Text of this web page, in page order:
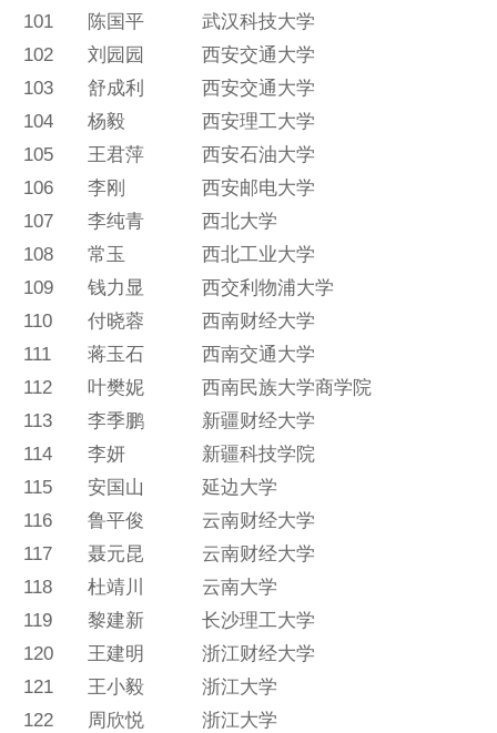
101
陈国平
武汉科技大学
102
刘园园
西安交通大学
103
舒成利
西安交通大学
104
杨毅
西安理工大学
105
王君萍
西安石油大学
106
李刚
西安邮电大学
107
李纯青
西北大学
108
常玉
西北工业大学
109
钱力显
西交利物浦大学
110
付晓蓉
西南财经大学
111
蒋玉石
西南交通大学
112
叶樊妮
西南民族大学商学院
113
李季鹏
新疆财经大学
114
李妍
新疆科技学院
115
安国山
延边大学
116
鲁平俊
云南财经大学
117
聂元昆
云南财经大学
118
杜靖川
云南大学
119
黎建新
长沙理工大学
120
王建明
浙江财经大学
121
王小毅
浙江大学
122
周欣悦
浙江大学